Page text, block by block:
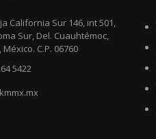
California Sur 146, int 501,
Sur, Del. Cuauhtémoc,
México. C.P. 06760​
5422